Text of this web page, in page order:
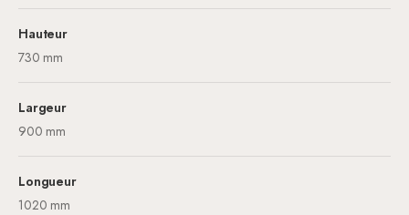
Hauteur
730 mm
Largeur
900 mm
Longueur
1020 mm